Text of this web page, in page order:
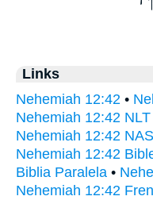
Links
Nehemiah 12:42 •
Nehemiah 12:42 NLT
Nehemiah 12:42
Nehemiah 12:42
Biblia Paralela •
Nehemiah 12:42